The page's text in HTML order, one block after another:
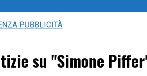
PUBBLICITÀ
su "Simone